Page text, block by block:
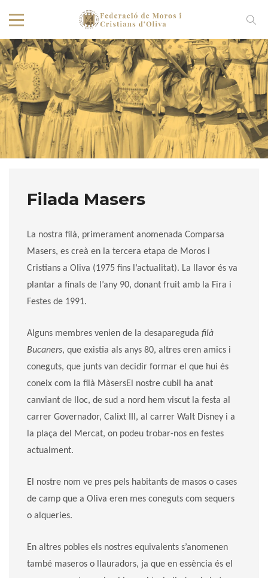
Filada Masers
La nostra filà, primerament anomenada Comparsa
Masers, es creà en la tercera etapa de Moros i
Cristians a Oliva (1975 fins l’actualitat). La llavor és va
plantar a finals de l’any 90, donant fruit amb la Fira i
Festes de 1991.
Alguns membres venien de la desapareguda filà
Bucaners, que existia als anys 80, altres eren amics i
coneguts, que junts van decidir formar el que hui és
coneix com la filà MàsersEl nostre cubil ha anat
canviant de lloc, de sud a nord hem viscut la festa al
carrer Governador, Calixt III, al carrer Walt Disney i a
la plaça del Mercat, on podeu trobar-nos en festes
actualment.
El nostre nom ve pres pels habitants de masos o cases
de camp que a Oliva eren mes coneguts com sequers
o alqueries.
En altres pobles els nostres equivalents s’anomenen
també maseros o llauradors, ja que en essència és el